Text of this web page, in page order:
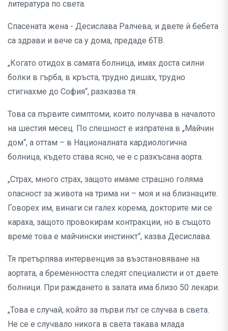
литература по света.
Спасената жена - Десислава Ралчева, и двете ѝ бебета
са здрави и вече са у дома, предаде бТВ.
„Когато отидох в самата болница, имах доста силни
болки в гърба, в кръста, трудно дишах, трудно
стигнахме до София“, разказва тя.
Това са първите симптоми, които получава в началото
на шестия месец. По спешност е изпратена в „Майчин
дом“, а оттам – в Националната кардиологична
болница, където става ясно, че е с разкъсана аорта.
„Страх, много страх, защото имаме страшно голяма
опасност за живота на трима ни – моя и на близнаците.
Говорех им, винаги си галех корема, докторите ми се
караха, защото провокирам контракции, но в същото
време това е майчински инстинкт“, казва Десислава.
Тя претърпява интервенция за възстановяване на
аортата, а бременността следят специалисти и от двете
болници. При раждането в залата има близо 50 лекари.
„Това е случай, който за първи път се случва в света.
Не се е случвало никога в света такава млада